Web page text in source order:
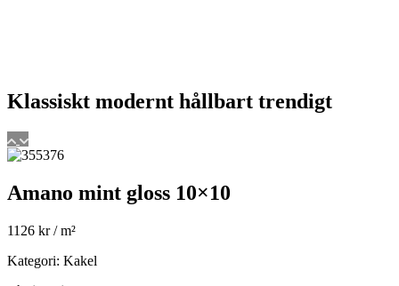
Klassiskt modernt hållbart trendigt
Amano mint gloss 10×10
1126 kr/ m²
Kategori: Kakel